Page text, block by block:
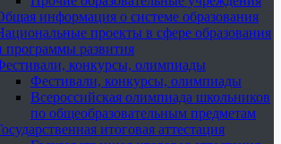
информация о системе образования
проекты в сфере образования
программы развития
конкурсы, олимпиады
Фестивали, конкурсы, олимпиады
Всероссийская олимпиада школьников
по общеобразовательным предметам
итоговая аттестация